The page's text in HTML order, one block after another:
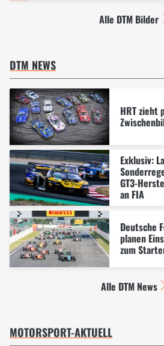
Alle DTM Bilder
DTM NEWS
HRT zieht
Exklusiv:
GT3-
an FIA
Deutsche
planen
zum
Alle DTM News
MOTORSPORT-AKTUELL